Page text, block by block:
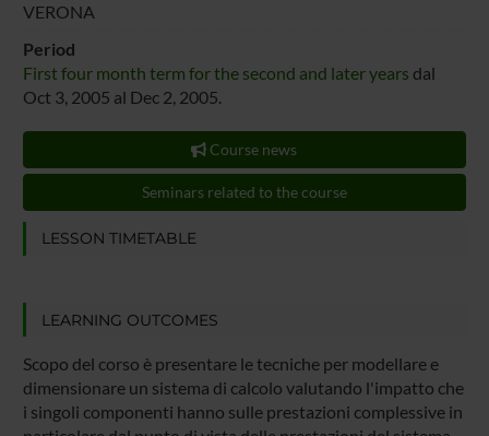
VERONA
Period
First four month term for the second and later years dal
Oct 3, 2005 al Dec 2, 2005.
Course news
Seminars related to the course
LESSON TIMETABLE
LEARNING OUTCOMES
Scopo del corso è presentare le tecniche per modellare e
dimensionare un sistema di calcolo valutando l'impatto che
i singoli componenti hanno sulle prestazioni complessive in